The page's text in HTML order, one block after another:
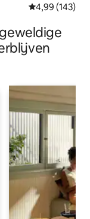
Gemiddelde
4,99 (143)